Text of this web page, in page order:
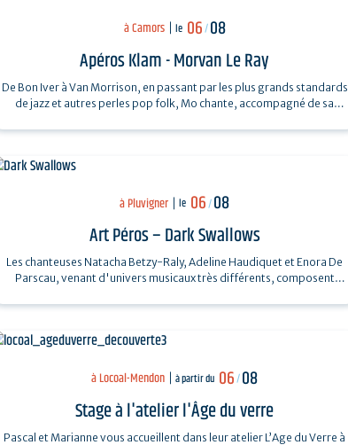
à Camors le 06/ 08
Apéros Klam - Morvan Le Ray
De Bon Iver à Van Morrison, en passant par les plus grands standards
de jazz et autres perles pop folk, Mo chante, accompagné de sa
à Pluvigner le 06/08
Art Péros – Dark Swallows
Les chanteuses Natacha Betzy-Raly, Adeline Haudiquet et Enora De
Parscau, venant d'univers musicaux très différents, composent
à Locoal-Mendon à partir du 06/08
Stage à l'atelier l'Âge du verre
Pascal et Marianne vous accueillent dans leur atelier L’Age du Verre à